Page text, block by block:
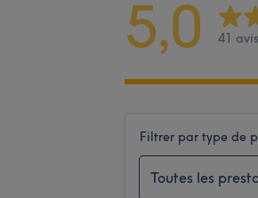
5,0 41 avis
Filtrer par type de
Toutes les